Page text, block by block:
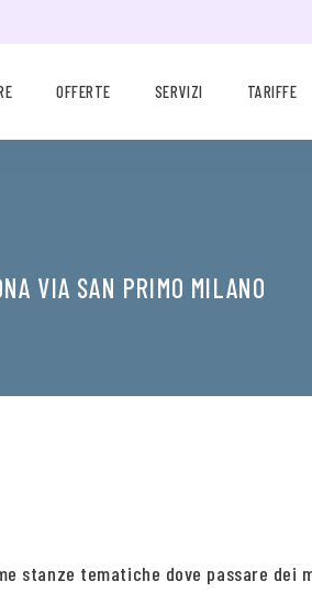
OFFERTE SERVIZI TARIFFE
VIA SAN PRIMO MILANO
stanze tematiche dove passare